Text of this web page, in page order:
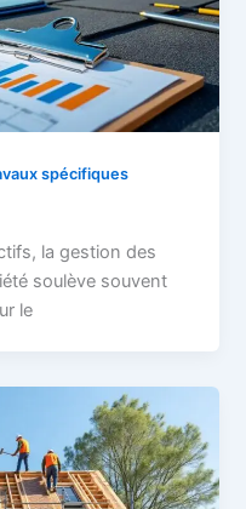
spécifiques
la gestion des
soulève souvent
le